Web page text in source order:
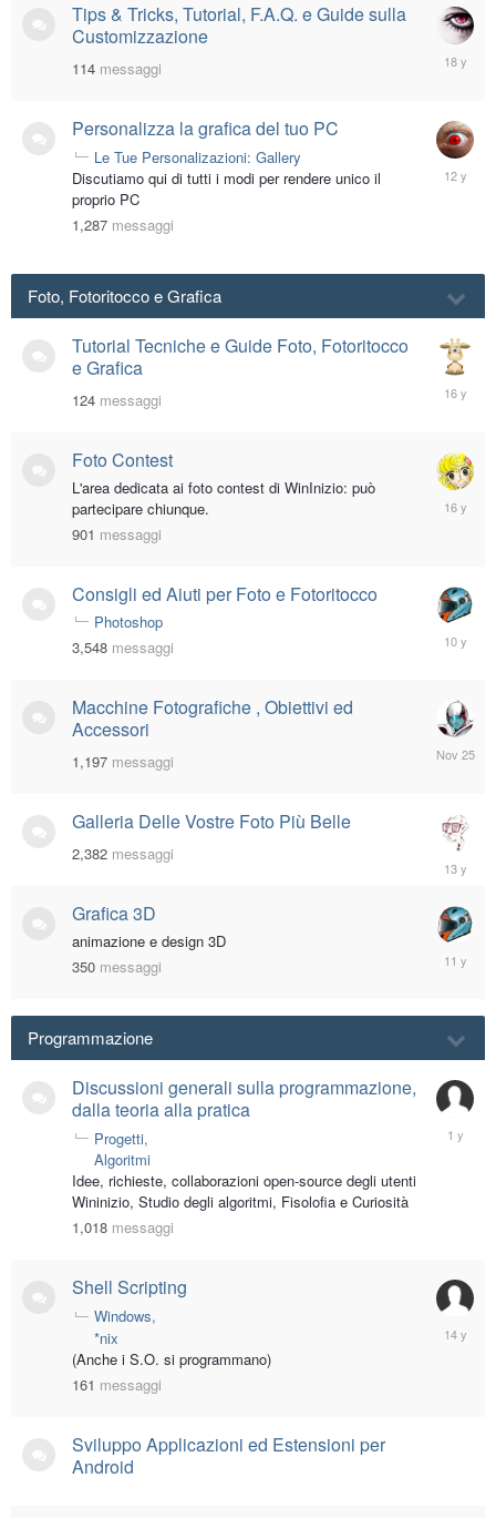
Tips & Tricks, Tutorial, F.A.Q. e Guide sulla
Customizzazione
114 messaggi
January
21,
Personalizza la grafica del tuo PC
Le Tue Personalizazioni: Gallery
Discutiamo qui di tutti i modi per rendere unico il
proprio PC
1,287 messaggi
October
21,
Foto, Fotoritocco e Grafica
Tutorial Tecniche e Guide Foto, Fotoritocco
e Grafica
124 messaggi
May
6,
Foto Contest
L'area dedicata ai foto contest di WinInizio: può
partecipare chiunque.
901 messaggi
February
26,
Consigli ed Aiuti per Foto e Fotoritocco
Photoshop
3,548 messaggi
August
19,
Macchine Fotografiche , Obiettivi ed
Accessori
1,197 messaggi
Galleria Delle Vostre Foto Più Belle
2,382 messaggi
February
2013
Grafica 3D
animazione e design 3D
350 messaggi
October
Programmazione
Discussioni generali sulla programmazione,
dalla teoria alla pratica
Progetti
Algoritmi
Idee, richieste, collaborazioni open-source degli utenti
Wininizio, Studio degli algoritmi, Fisolofia e Curiosità
1,018 messaggi
Shell Scripting
Windows
*nix
(Anche i S.O. si programmano)
161 messaggi
March
Sviluppo Applicazioni ed Estensioni per
Android